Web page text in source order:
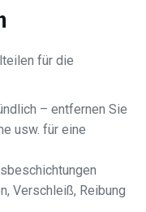
für die
– entfernen Sie
usw. für eine
Verschleiß, Reibung